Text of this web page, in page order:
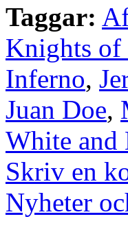
Taggar:
Knights of
Inferno,
Juan Doe,
White and
Skriv en
Nyheter